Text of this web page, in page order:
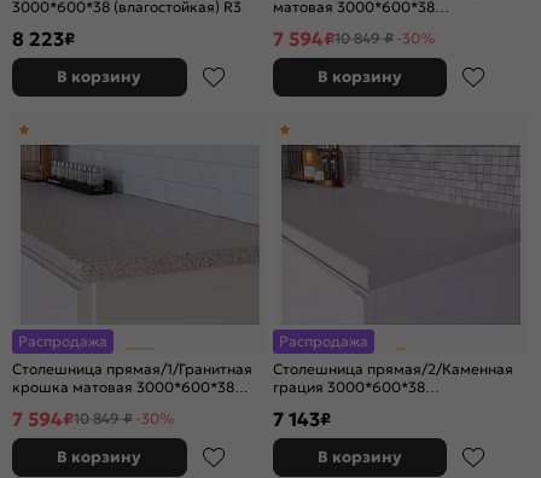
3000*600*38 (влагостойкая) R3
8 223₽
В корзину
матовая 3000*600*38
7 594₽10 849 ₽ -30%
В корзину
Распродажа
Столешница прямая/1/Гранитная
крошка матовая 3000*600*38
7 594₽10 849 ₽ -30%
В корзину
Распродажа
Столешница прямая/2/Каменная
грация 3000*600*38
7 143₽
В корзину